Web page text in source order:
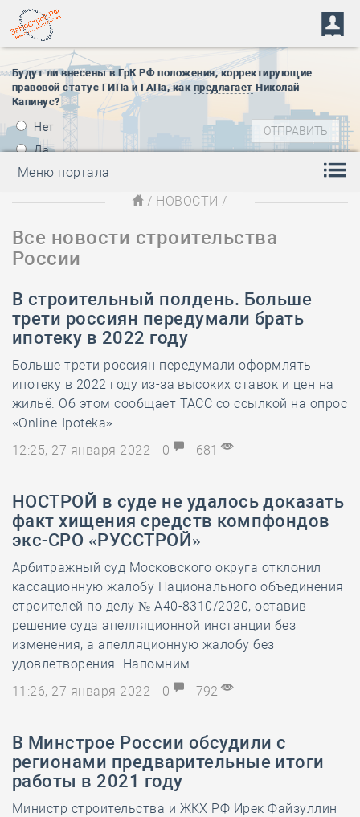
Будут ли внесены в ГрК РФ положения, корректирующие
правовой статус ГИПа и ГАПа, как предлагает Николай
Капинус?
Нет
Да
Меню портала
/ НОВОСТИ /
Все новости строительства
России
В строительный полдень. Больше
трети россиян передумали брать
ипотеку в 2022 году
Больше трети россиян передумали оформлять
ипотеку в 2022 году из-за высоких ставок и цен на
жильё. Об этом сообщает ТАСС со ссылкой на опрос
«Online-Ipoteka»...
12:25, 27 января 2022
0 681
НОСТРОЙ в суде не удалось доказать
факт хищения средств компфондов
экс-СРО «РУССТРОЙ»
Арбитражный суд Московского округа отклонил
кассационную жалобу Национального объединения
строителей по делу № А40-8310/2020, оставив
решение суда апелляционной инстанции без
изменения, а апелляционную жалобу без
удовлетворения. Напомним...
11:26, 27 января 2022
0 792
В Минстрое России обсудили с
регионами предварительные итоги
работы в 2021 году
Министр строительства и ЖКХ РФ Ирек Файзуллин